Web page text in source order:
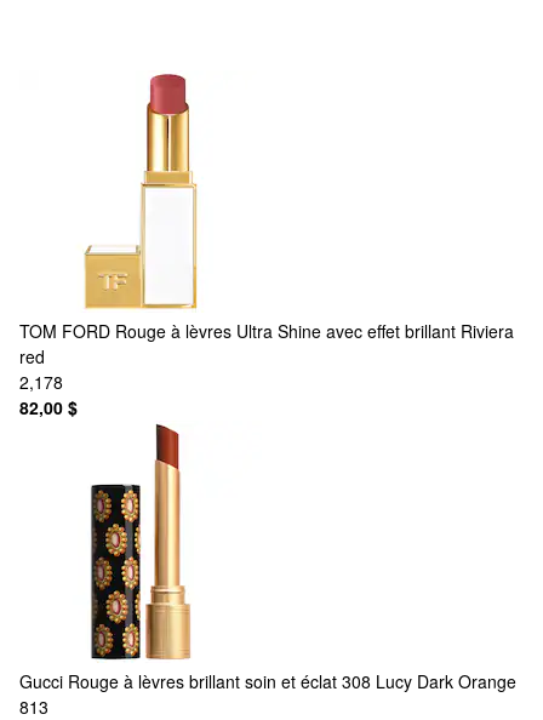
TOM FORD Rouge à lèvres Ultra Shine avec effet brillant Riviera
red
2,178
82,00 $
Gucci Rouge à lèvres brillant soin et éclat 308 Lucy Dark Orange
813